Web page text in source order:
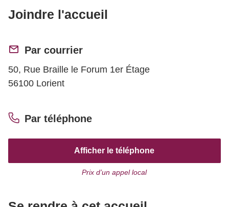
Joindre l'accueil
Par courrier
50, Rue Braille le Forum 1er Étage
56100 Lorient
Par téléphone
Afficher le téléphone
Prix d’un appel local